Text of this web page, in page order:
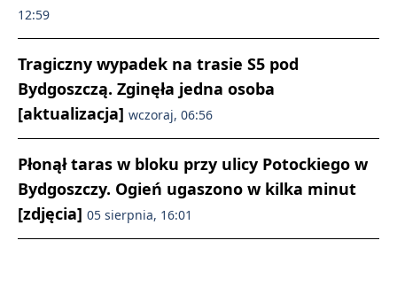
12:59
Tragiczny wypadek na trasie S5 pod
Bydgoszczą. Zginęła jedna osoba
[aktualizacja] wczoraj, 06:56
Płonął taras w bloku przy ulicy Potockiego w
Bydgoszczy. Ogień ugaszono w kilka minut
[zdjęcia] 05 sierpnia, 16:01